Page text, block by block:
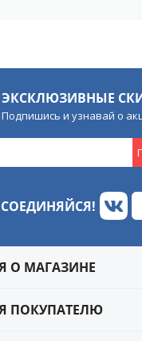
ЭКСКЛЮЗИВНЫЕ
Подпишись и узнавай о
О МАГАЗИНЕ
ПОКУПАТЕЛЮ